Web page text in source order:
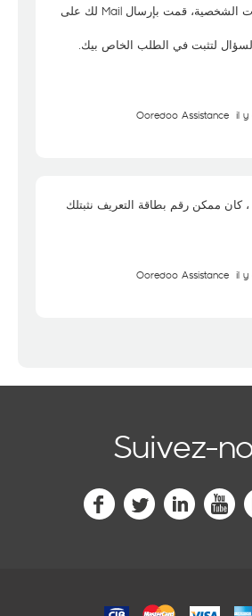
لضمان سرية معطيات الشخصية، قمت بإرسال Mail لك على
السؤال لتثبت في الطلب الخاص بيك.
Ooredoo Assistance il y
Ooredoo Assistance il y
Suivez-